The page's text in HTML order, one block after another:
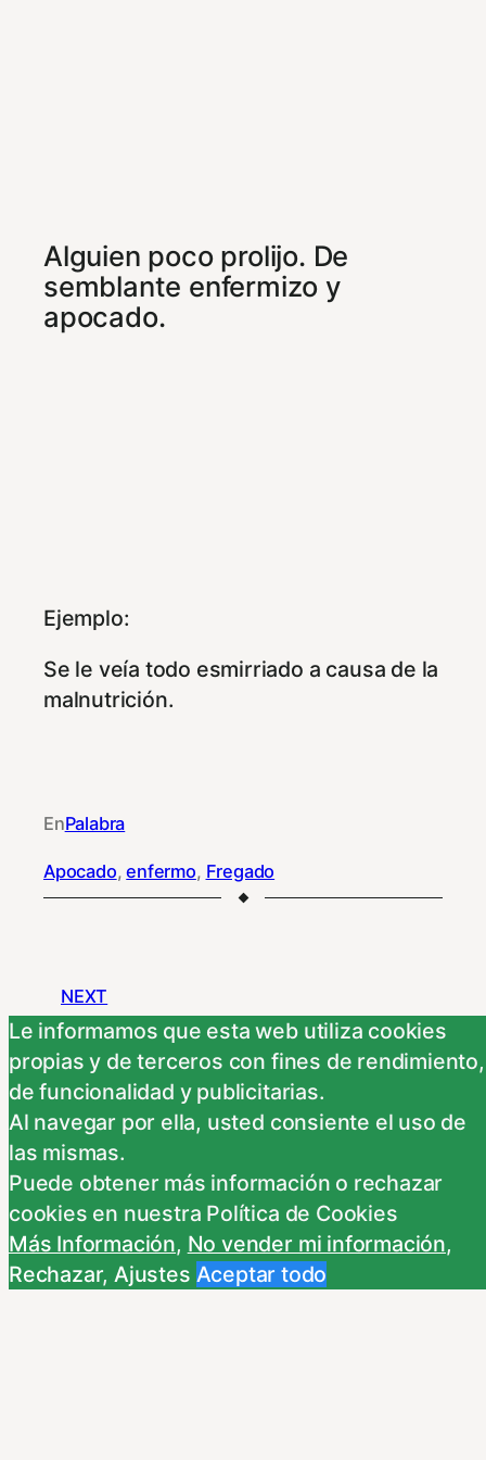
Alguien poco prolijo. De
semblante enfermizo y
apocado.
Ejemplo:
Se le veía todo esmirriado a causa de la
malnutrición.
EnPalabra
Apocado, enfermo, Fregado
NEXT
Pingo
Malandro
Le informamos que esta web utiliza cookies
propias y de terceros con fines de rendimiento,
de funcionalidad y publicitarias.
Al navegar por ella, usted consiente el uso de
las mismas.
Puede obtener más información o rechazar
cookies en nuestra Política de Cookies
Más Información, No vender mi información,
Rechazar,Ajustes Aceptar todo